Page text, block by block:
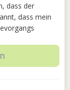
dass der
dass mein